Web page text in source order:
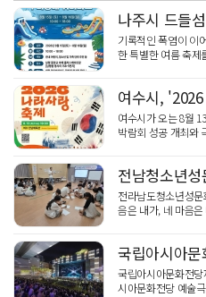
기록적인 폭염이 이
한 특별한 여름 축
여수시가 오는 8월
박람회 성공 개최와
전라남도청소년성
음은 내가, 네 마음
국립아시아문화전
시아문화전당 예술